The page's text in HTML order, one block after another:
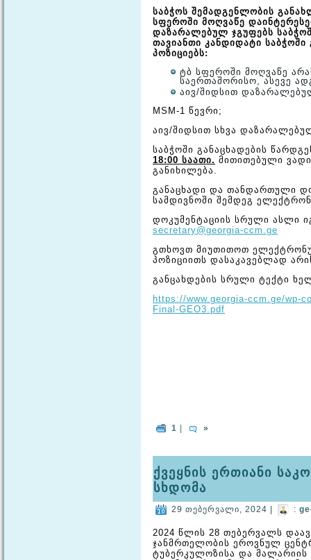
საბჭოს შემადგენლობის
სფეროში მოღვაწე
დაზარალებულ ჯგუფებს
თავიანთი კანდიდატი საბჭოში
პოზიციებს:
ტბ სფეროში მოღვაწე
საერთაშორისო, ასევე
აივ/შიდსით
MSM-1 წევრი;
აივ/შიდსით სხვა
საბჭოში განაცხადების
18:00 საათი. მითითებული
განიხილება.
განაცხადი და თანდართული
სამდივნოში შემდეგ
დოკუმენტაციის სრული ასლი
secretary@georgia-ccm.ge
გთხოვთ მიუთითოთ
პოზიციითს დასაკავებლად
განცახდების სრული ტექტი
https://www.georgia-ccm.ge/wp-
Final-GEO3.pdf
1 »
ქვეყნის ერთიანი
სხდომა
29 თებერვალი, 2024 | :
2024 წლის 28 თებერვალს
ჯანმრთელობის ეროვნულ
ტუბერკულოზისა და მალარიის